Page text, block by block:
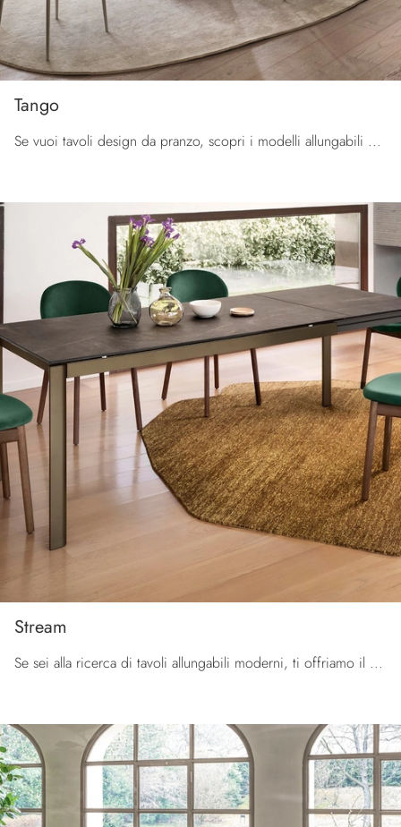
Tango
Se vuoi tavoli design da pranzo, scopri i modelli allungabili di Calligaris: clicca e scopri il modello Tango in ceramica.
Stream
Se sei alla ricerca di tavoli allungabili moderni, ti offriamo il modello da cucina in ceramica Stream della firma Calligaris.